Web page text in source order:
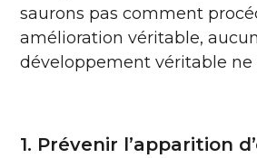
saurons pas comment
amélioration véritable, aucun
développement véritable ne
1. Prévenir l’apparition